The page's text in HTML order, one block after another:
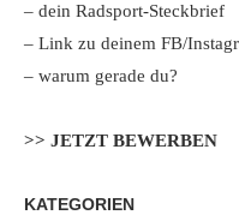
– dein Radsport-Steckbrief
– Link zu deinem FB/
– warum gerade du?
>> JETZT BEWERBEN
KATEGORIEN